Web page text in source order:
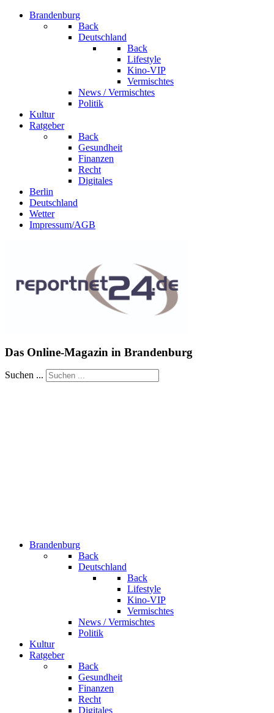
Brandenburg
Back
Deutschland
Back
Lifestyle
Kino-VIP
Vermischtes
News / Vermischtes
Politik
Kultur
Ratgeber
Back
Gesundheit
Finanzen
Recht
Digitales
Berlin
Deutschland
Wetter
Impressum/AGB
Das Online-Magazin in Brandenburg
Suchen ...
Brandenburg
Back
Deutschland
Back
Lifestyle
Kino-VIP
Vermischtes
News / Vermischtes
Politik
Kultur
Ratgeber
Back
Gesundheit
Finanzen
Recht
Digitales